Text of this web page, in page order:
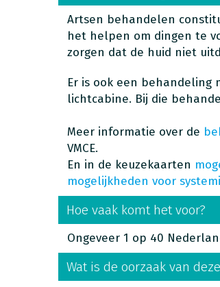
Artsen behandelen
het helpen om dingen te
zorgen dat de huid niet
Er is ook een
lichtcabine. Bij die
Meer informatie over de
VMCE.
En in de keuzekaarten
mogelijkheden voor
Hoe vaak komt het voor?
Ongeveer 1 op 40
Wat is de oorzaak van